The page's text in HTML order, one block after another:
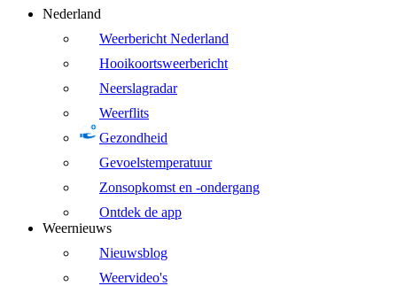
Nederland
Weerbericht Nederland
Hooikoortsweerbericht
Neerslagradar
Weerflits
Gezondheid
Gevoelstemperatuur
Zonsopkomst en -ondergang
Ontdek de app
Weernieuws
Nieuwsblog
Weervideo's